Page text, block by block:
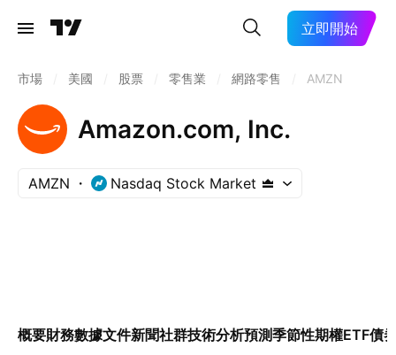
立即開始
市場 美國 股票 零售業 網路零售 AMZN
Amazon.com, Inc.
AMZN Nasdaq Stock Market
概要財務數據文件新聞社群技術分析預測季節性期權ETF債